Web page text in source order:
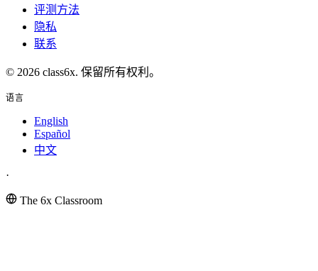
评测方法
隐私
联系
© 2026 class6x. 保留所有权利。
语言
English
Español
中文
·
The 6x Classroom